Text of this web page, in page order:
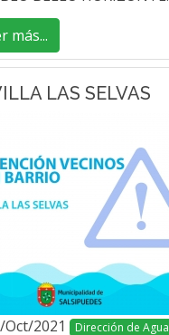
más...
LAS SELVAS
Oct/2021 Dirección de Agua